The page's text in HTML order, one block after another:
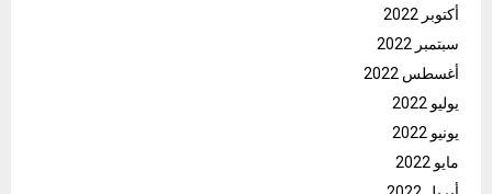
أكتوبر 2022
سبتمبر 2022
أغسطس 2022
يوليو 2022
يونيو 2022
مايو 2022